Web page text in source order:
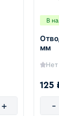
+
В
мм
125
-